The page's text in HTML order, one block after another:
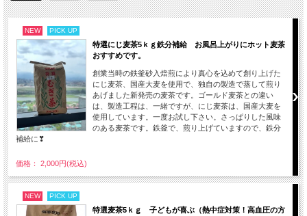
NEW PICK UP
特選にじ麦茶5ｋｇ鉄分補給 お風呂上がりにホット麦茶
おすすめです。
創業当時の鉄釜砂入焙煎により真心を込めて創り上げた
にじ麦茶、国産大麦を使用で、独自の製造で蒸して煎り
あげました新発売の麦茶です。ゴールド麦茶との違い
は、製造工程は、一緒ですが、にじ麦茶は、国産大麦を
使用しています。一度お試し下さい。さっぱりした風味
のある麦茶です。鉄釜で、煎り上げていますので、鉄分
補給に❣
価格： 2,000円(税込)
NEW PICK UP
特選麦茶5ｋｇ 子どもが喜ぶ（熱中症対策！高血圧の方